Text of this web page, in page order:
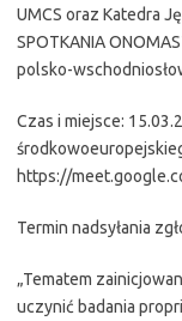
UMCS oraz Katedra
SPOTKANIA
polsko-
Czas i miejsce:
https://
Termin nadsyłania
„Tematem
uczynić badania